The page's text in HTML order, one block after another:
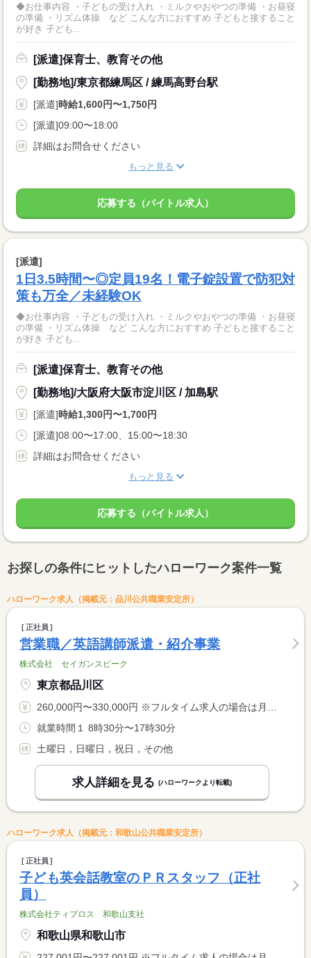
◆お仕事内容 ・子どもの受け入れ ・ミルクやおやつの準備 ・お昼寝
の準備 ・リズム体操 など こんな方におすすめ 子どもと接すること
が好き 子ども...
[派遣]保育士、教育その他
[勤務地]/東京都練馬区 / 練馬高野台駅
[派遣]時給1,600円〜1,750円
[派遣]09:00〜18:00
詳細はお問合せください
もっと見る
応募する（バイトル求人）
[派遣]
1日3.5時間〜◎定員19名！電子錠設置で防犯対
策も万全／未経験OK
◆お仕事内容 ・子どもの受け入れ ・ミルクやおやつの準備 ・お昼寝
の準備 ・リズム体操 など こんな方におすすめ 子どもと接すること
が好き 子ども...
[派遣]保育士、教育その他
[勤務地]/大阪府大阪市淀川区 / 加島駅
[派遣]時給1,300円〜1,700円
[派遣]08:00〜17:00、15:00〜18:30
詳細はお問合せください
もっと見る
応募する（バイトル求人）
お探しの条件にヒットしたハローワーク案件一覧
ハローワーク求人（掲載元：品川公共職業安定所）
正社員
営業職／英語講師派遣・紹介事業
株式会社 セイガンスピーク
東京都品川区
260,000円〜330,000円 ※フルタイム求人の場合は月額（換算額）、パート求人の場合は時間額を表示しています。
就業時間１ 8時30分〜17時30分
土曜日，日曜日，祝日，その他
求人詳細を見る (ハローワークより転載)
ハローワーク求人（掲載元：和歌山公共職業安定所）
正社員
子ども英会話教室のＰＲスタッフ（正社
員）
株式会社ティプロス 和歌山支社
和歌山県和歌山市